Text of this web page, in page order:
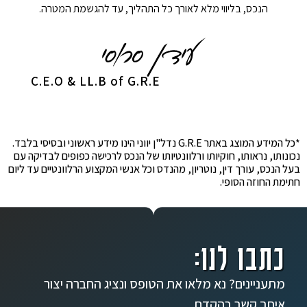
הנכס, בליווי מלא לאורך כל התהליך, עד להגשמת המטרה.
C.E.O & LL.B of G.R.E
*כל המידע המוצג באתר G.R.E נדל"ן יווני הינו מידע ראשוני ובסיסי בלבד.
נכונותו, נראותו, חוקיותו ורלוונטיותו של הנכס לרכישה כפופים לבדיקה עם
בעל הנכס, עורך דין, נוטריון, מהנדס וכל אנשי המקצוע הרלוונטיים עד ליום
חתימת החוזה הסופי.
כתבו לנו:
מתעניינים? נא מלאו את הטופס ונציג החברה יצור